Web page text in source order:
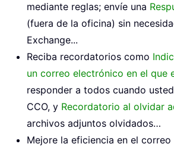
mediante reglas; envíe una
(fuera de la oficina) sin
Exchange...
Reciba recordatorios como
un correo electrónico en el que
responder a todos cuando
CCO, y Recordatorio al olvidar
archivos adjuntos olvidados…
Mejore la eficiencia en el